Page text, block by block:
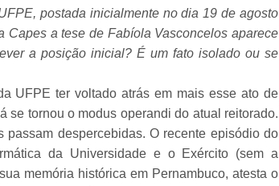
postada inicialmente no dia 19 de agosto
Capes a tese de Fabíola Vasconcelos aparece
a posição inicial? É um fato isolado ou se
UFPE ter voltado atrás em mais esse ato de
se tornou o modus operandi do atual reitorado.
despercebidas. O recente episódio do
da Universidade e o Exército (sem a
memória histórica em Pernambuco, atesta o